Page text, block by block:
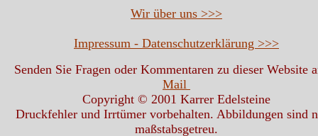
Wir über uns >>>
Impressum - Datenschutzerklärung >>>
Senden Sie Fragen oder Kommentaren zu dieser Website
Mail
Copyright © 2001 Karrer Edelsteine
Druckfehler und Irrtümer vorbehalten. Abbildungen sind
maßstabsgetreu.